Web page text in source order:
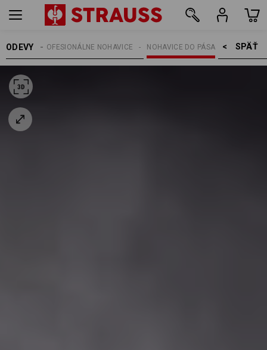
ODEVY SPÄŤ    >
NOHAVICE DO PÁSA
PROFESIONÁLNE NOHAVICE